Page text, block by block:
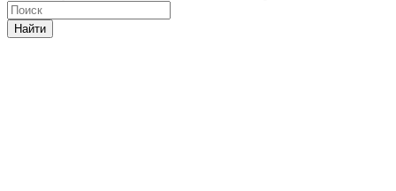
Найти